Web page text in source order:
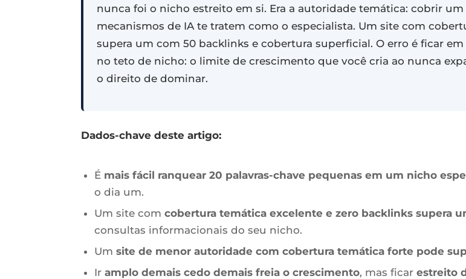
nunca foi o nicho estreito em si. Era a autoridade temática: cobrir
mecanismos de IA te tratem como o especialista. Um site com
supera um com 50 backlinks e cobertura superficial. O erro é ficar
no teto de nicho: o limite de crescimento que você cria ao nunca
o direito de dominar.
Dados-chave deste artigo:
É mais fácil ranquear 20 palavras-chave pequenas em um nicho
o dia um.
Um site comcobertura temática excelente e zero backlinks supera
consultas informacionais do seu nicho.
Umsite de menor autoridade com cobertura temática forte pode
Iramplo demais cedo demais freia o crescimento, mas ficarestreito